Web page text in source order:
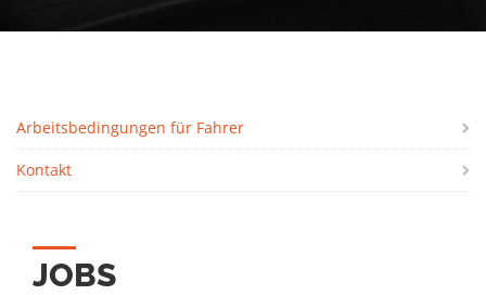
Arbeitsbedingungen für Fahrer
Kontakt
JOBS